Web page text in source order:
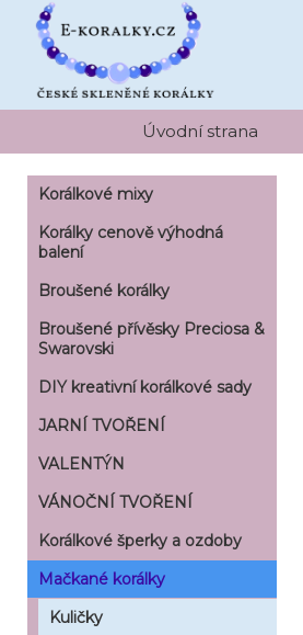
Úvodní strana
Korálkové mixy
Korálky cenově výhodná
balení
Broušené korálky
Broušené přívěsky Preciosa &
Swarovski
DIY kreativní korálkové sady
JARNÍ TVOŘENÍ
VALENTÝN
VÁNOČNÍ TVOŘENÍ
Korálkové šperky a ozdoby
Mačkané korálky
Kuličky